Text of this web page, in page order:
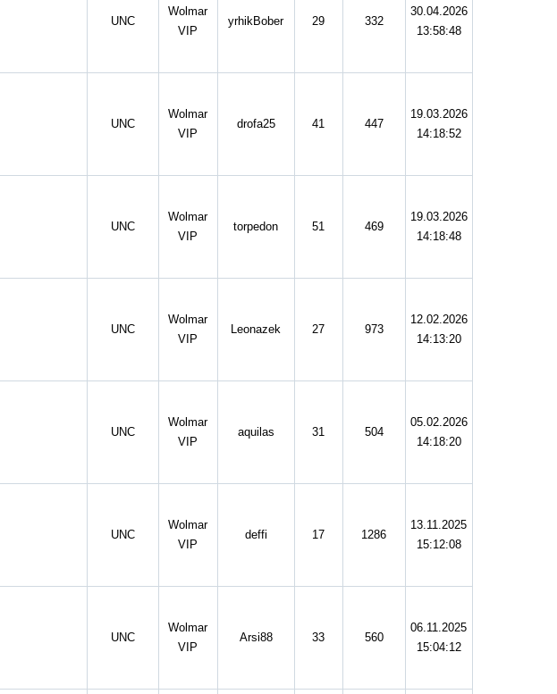
UNC
Wolmar
VIP
yrhikBober 29 332
30.04.2026
13:58:48
UNC
Wolmar
VIP
drofa25 41 447
19.03.2026
14:18:52
UNC
Wolmar
VIP
torpedon 51 469
19.03.2026
14:18:48
UNC
Wolmar
VIP
Leonazek 27 973
12.02.2026
14:13:20
UNC
Wolmar
VIP
aquilas 31 504
05.02.2026
14:18:20
UNC
Wolmar
VIP
deffi 17 1286
13.11.2025
15:12:08
UNC
Wolmar
VIP
Arsi88 33 560
06.11.2025
15:04:12